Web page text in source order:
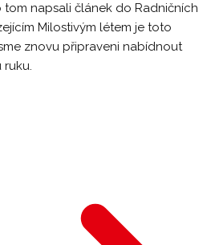
tom napsali článek do Radničních
Milostivým létem je toto
znovu připraveni nabídnout